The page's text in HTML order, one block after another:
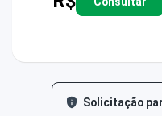
Solicitação